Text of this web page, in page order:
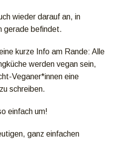
wieder darauf an, in
gerade befindet.
kurze Info am Rande: Alle
werden vegan sein,
Veganer*innen eine
schreiben.
einfach um!
ganz einfachen